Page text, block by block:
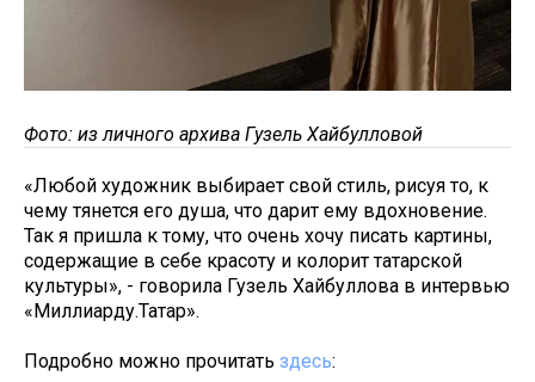
Фото: из личного архива Гузель Хайбулловой
«Любой художник выбирает свой стиль, рисуя то, к
чему тянется его душа, что дарит ему вдохновение.
Так я пришла к тому, что очень хочу писать картины,
содержащие в себе красоту и колорит татарской
культуры», - говорила Гузель Хайбуллова в интервью
«Миллиарду.Татар».
Подробно можно прочитать здесь: